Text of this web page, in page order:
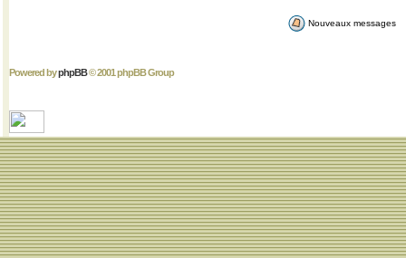
Nouveaux messages
Powered byphpBB© 2001 phpBB Group